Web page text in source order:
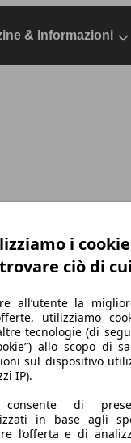
& Informazioni
i
trovare ciò di
all’utente la
utilizziamo
tecnologie (di
allo scopo di
sul dispositivo
IP).
consente di
in base agli
l’offerta e di